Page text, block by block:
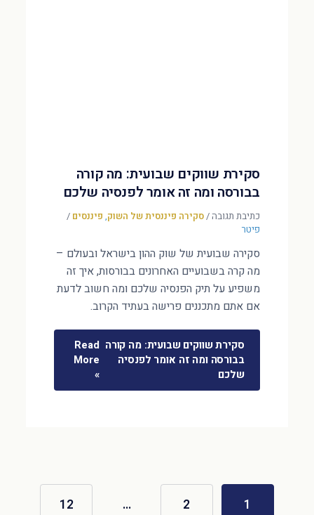
סקירת שווקים שבועית: מה קורה
בבורסה ומה זה אומר לפנסיה שלכם
כתיבת תגובה/סקירה פיננסית של השוק, פיננסים /
פיטר
סקירה שבועית של שוק ההון בישראל ובעולם –
מה קרה בשבועיים האחרונים בבורסות, איך זה
משפיע על תיק הפנסיה שלכם ומה חשוב לדעת
אם אתם מתכננים פרישה בעתיד הקרוב.
סקירת שווקים שבועית: מה קורה
בבורסה ומה זה אומר לפנסיה
שלכם
Read
More
»
1
2
…
12